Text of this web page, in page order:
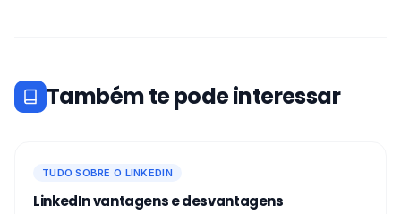
Também te pode interessar
TUDO SOBRE O LINKEDIN
LinkedIn vantagens e desvantagens​